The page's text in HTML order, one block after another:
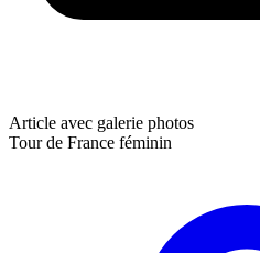
Article avec galerie photos
Tour de France féminin